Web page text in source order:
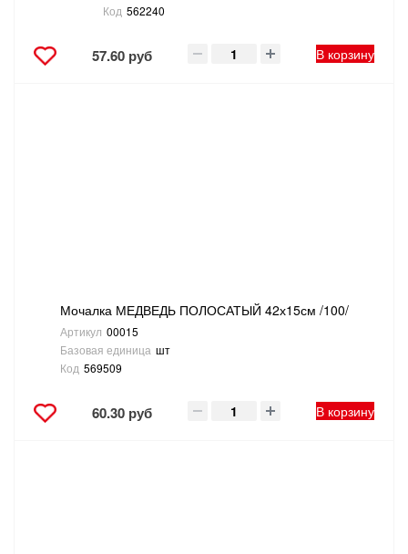
Код 562240
57.60 руб В корзину
Мочалка МЕДВЕДЬ ПОЛОСАТЫЙ 42х15см /100/
Артикул 00015
Базовая единица шт
Код 569509
60.30 руб В корзину